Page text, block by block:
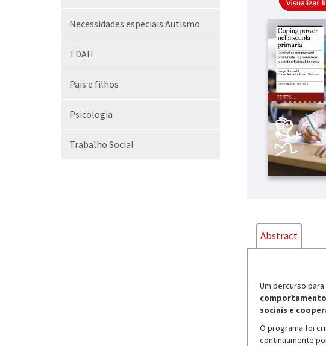
Necessidades especiais Autismo
TDAH
Pais e filhos
Psicologia
Trabalho Social
Abstract
Um percurso
sociais e
O programa foi
continuamente